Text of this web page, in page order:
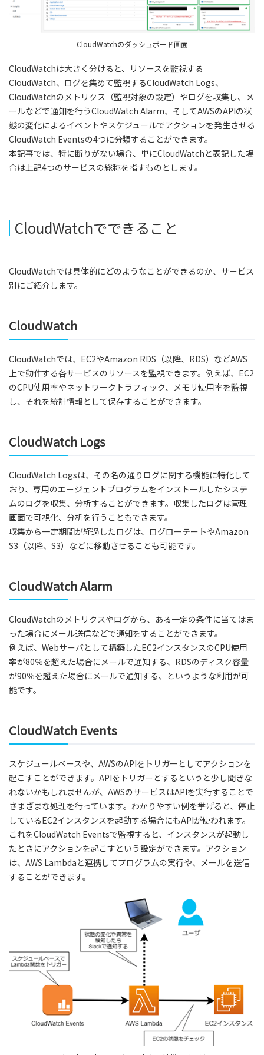
CloudWatchのダッシュボード画面
CloudWatchは大きく分けると、リソースを監視する
CloudWatch、ログを集めて監視するCloudWatch Logs、
CloudWatchのメトリクス（監視対象の設定）やログを収集し、メ
ールなどで通知を行うCloudWatch Alarm、そしてAWSのAPIの状
態の変化によるイベントやスケジュールでアクションを発生させる
CloudWatch Eventsの4つに分類することができます。
本記事では、特に断りがない場合、単にCloudWatchと表記した場
合は上記4つのサービスの総称を指すものとします。
CloudWatchでできること
CloudWatchでは具体的にどのようなことができるのか、サービス
別にご紹介します。
CloudWatch
CloudWatchでは、EC2やAmazon RDS（以降、RDS）などAWS
上で動作する各サービスのリソースを監視できます。例えば、EC2
のCPU使用率やネットワークトラフィック、メモリ使用率を監視
し、それを統計情報として保存することができます。
CloudWatch Logs
CloudWatch Logsは、その名の通りログに関する機能に特化して
おり、専用のエージェントプログラムをインストールしたシステ
ムのログを収集、分析することができます。収集したログは管理
画面で可視化、分析を行うこともできます。
収集から一定期間が経過したログは、ログローテートやAmazon
S3（以降、S3）などに移動させることも可能です。
CloudWatch Alarm
CloudWatchのメトリクスやログから、ある一定の条件に当てはま
った場合にメール送信などで通知をすることができます。
例えば、Webサーバとして構築したEC2インスタンスのCPU使用
率が80％を超えた場合にメールで通知する、RDSのディスク容量
が90％を超えた場合にメールで通知する、というような利用が可
能です。
CloudWatch Events
スケジュールベースや、AWSのAPIをトリガーとしてアクションを
起こすことができます。APIをトリガーとするというと少し聞きな
れないかもしれませんが、AWSのサービスはAPIを実行することで
さまざまな処理を行っています。わかりやすい例を挙げると、停止
しているEC2インスタンスを起動する場合にもAPIが使われます。
これをCloudWatch Eventsで監視すると、インスタンスが起動し
たときにアクションを起こすという設定ができます。アクション
は、AWS Lambdaと連携してプログラムの実行や、メールを送信
することができます。